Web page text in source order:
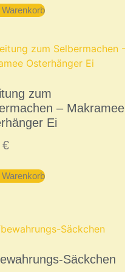
zum
– Makramee
Ei
€
Säckchen